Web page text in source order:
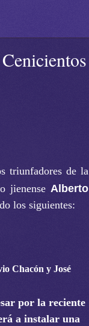
triunfadores de la
jienense Alberto
los siguientes:
Chacón y José
por la reciente
a instalar una